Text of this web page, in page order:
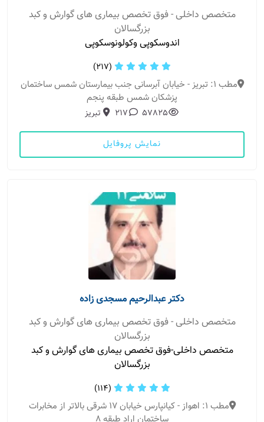
متخصص داخلی - فوق تخصص بیماری های گوارش و کبد
بزرگسالان
اندوسکوپی وکولونوسکوپی
(217)
مطب 1: تبریز - خیابان آبرسانی جنب بیمارستان شمس ساختمان
پزشکان شمس طبقه پنجم
57825
217 تبریز
نمایش پروفایل
دکتر عبدالرحیم مسجدی زاده
متخصص داخلی - فوق تخصص بیماری های گوارش و کبد
بزرگسالان
متخصص داخلی-فوق تخصص بیماری های گوارش و کبد
بزرگسالان
(114)
مطب 1: اهواز - کیانپارس خیابان 17 شرقی بالاتر از مخابرات